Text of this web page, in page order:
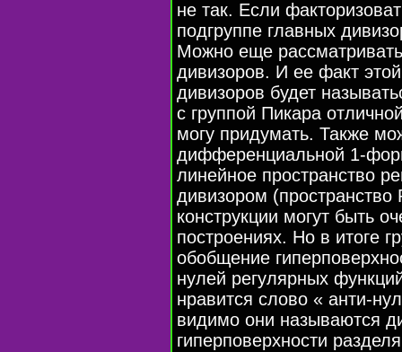
не так. Если
подгруппе главных
Можно еще
дивизоров. И ее факт
дивизоров будет
с группой Пикара
могу придумать. Также
дифференциальной 1-
линейное пространство
дивизором
конструкции могут быть
построениях. Но в итоге
обобщение
нулей регулярных
нравится слово « анти-
видимо они называются
гиперповерхности